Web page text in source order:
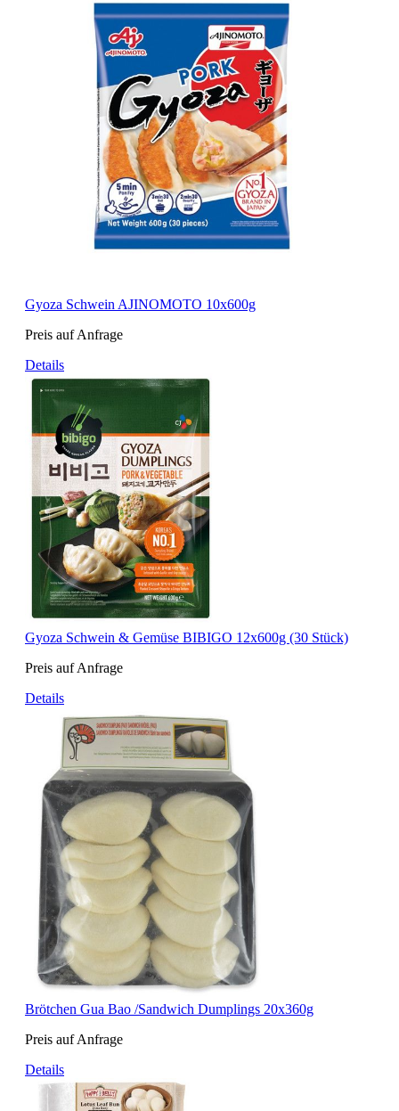
Gyoza Schwein AJINOMOTO 10x600g
Preis auf Anfrage
Details
Gyoza Schwein & Gemüse BIBIGO 12x600g (30 Stück)
Preis auf Anfrage
Details
Brötchen Gua Bao /Sandwich Dumplings 20x360g
Preis auf Anfrage
Details